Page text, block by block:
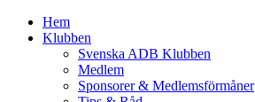
Hem
Klubben
Svenska ADB Klubben
Medlem
Sponsorer & Medlemsförmåner